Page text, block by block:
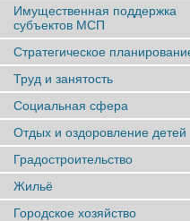
Имущественная поддержка
субъектов МСП
Стратегическое
Труд и занятость
Социальная сфера
Отдых и оздоровление детей
Градостроительство
Жильё
Городское хозяйство